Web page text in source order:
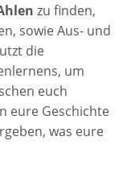
zu finden,
sowie Aus- und
die
um
euch
eure Geschichte
was eure